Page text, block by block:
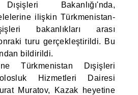
Bakanlığı'nda,
ilişkin Türkmenistan-
bakanlıkları arası
turu gerçekleştirildi. Bu
bildirildi.
Türkmenistan Dışişleri
Hizmetleri Dairesi
Muratov, Kazak heyetine